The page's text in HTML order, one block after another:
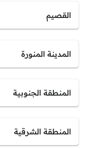
القصيم
المدينة المنورة
المنطقة الجنوبية
المنطقة الشرقية